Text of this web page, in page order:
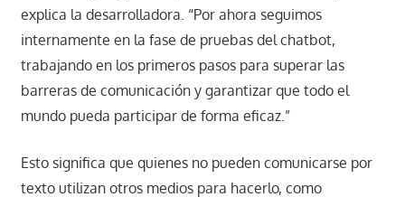
explica la desarrolladora. “Por ahora seguimos
internamente en la fase de pruebas del chatbot,
trabajando en los primeros pasos para superar las
barreras de comunicación y garantizar que todo el
mundo pueda participar de forma eficaz.”
Esto significa que quienes no pueden comunicarse por
texto utilizan otros medios para hacerlo, como